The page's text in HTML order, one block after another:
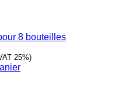
8 bouteilles
25%)